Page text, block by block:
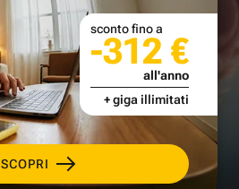
SCOPRI
sconto fino a
-312 €
all'anno
+ giga illimitati